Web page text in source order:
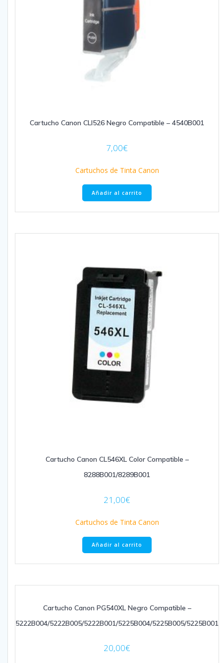
Cartucho Canon CLI526 Negro Compatible – 4540B001
7,00€
Cartuchos de Tinta Canon
Añadir al carrito
Cartucho Canon CL546XL Color Compatible –
8288B001/8289B001
21,00€
Cartuchos de Tinta Canon
Añadir al carrito
Cartucho Canon PG540XL Negro Compatible –
5222B004/5222B005/5222B001/5225B004/5225B005/5225B001
20,00€